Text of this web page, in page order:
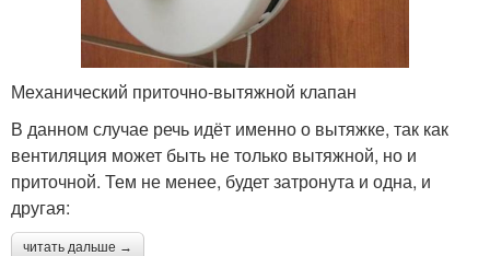
Механический приточно-вытяжной клапан
В данном случае речь идёт именно о вытяжке, так как
вентиляция может быть не только вытяжной, но и
приточной. Тем не менее, будет затронута и одна, и
другая:
читать дальше →